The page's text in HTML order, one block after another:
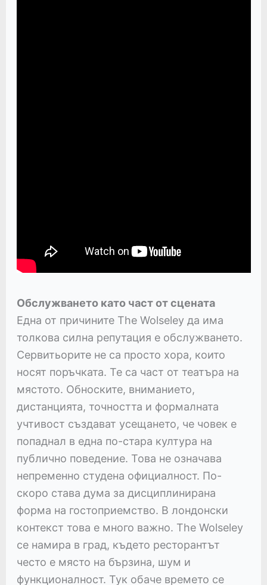
Обслужването като част от сцената
Една от причините The Wolseley да има
толкова силна репутация е обслужването.
Сервитьорите не са просто хора, които
носят поръчката. Те са част от театъра на
мястото. Обноските, вниманието,
дистанцията, точността и формалната
учтивост създават усещането, че човек е
попаднал в една по-стара култура на
публично поведение. Това не означава
непременно студена официалност. По-
скоро става дума за дисциплинирана
форма на гостоприемство. В лондонски
контекст това е много важно. The Wolseley
се намира в град, където ресторантът
често е място на бързина, шум и
функционалност. Тук обаче времето се